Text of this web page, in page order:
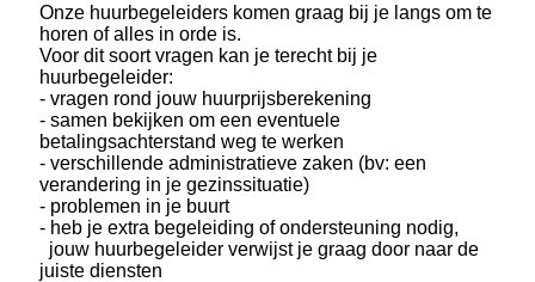
Onze huurbegeleiders komen graag bij je langs om te
horen of alles in orde is.
Voor dit soort vragen kan je terecht bij je
huurbegeleider:
- vragen rond jouw huurprijsberekening
- samen bekijken om een eventuele
betalingsachterstand weg te werken
- verschillende administratieve zaken (bv: een
verandering in je gezinssituatie)
- problemen in je buurt
- heb je extra begeleiding of ondersteuning nodig,
jouw huurbegeleider verwijst je graag door naar de
juiste diensten